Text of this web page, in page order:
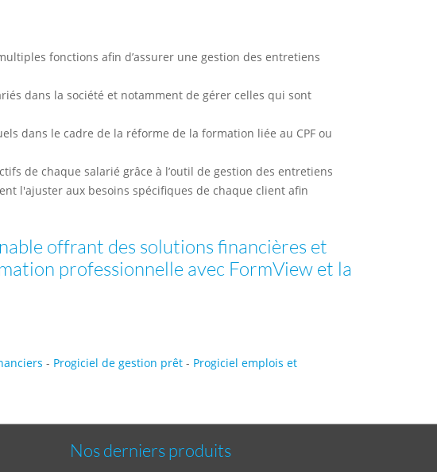
fonctions afin d’assurer une gestion des entretiens
dans la société et notamment de gérer celles qui sont
dans le cadre de la réforme de la formation liée au CPF ou
de chaque salarié grâce à l’outil de gestion des entretiens
l'ajuster aux besoins spécifiques de chaque client afin
offrant des solutions financières et
professionnelle avec FormView et la
- Progiciel de gestion prêt - Progiciel emplois et
Nos derniers produits